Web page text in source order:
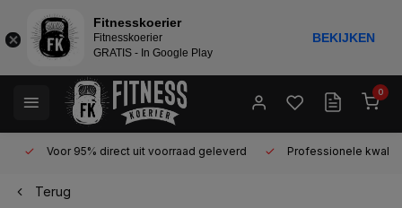
0
Voor 95% direct uit voorraad geleverd Professionele
Terug
Fitnesskoerier
Fitnesskoerier
GRATIS - In Google Play
BEKIJKEN